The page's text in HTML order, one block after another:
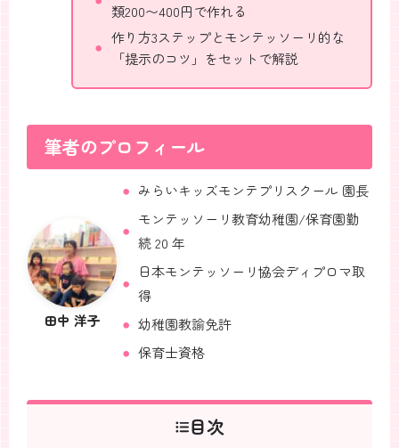
類200〜400円で作れる
作り方3ステップとモンテッソーリ的な
「提示のコツ」をセットで解説
筆者のプロフィール
田中 洋子
みらいキッズモンテプリスクール 園長
モンテッソーリ教育幼稚園/保育園勤
続 20 年
日本モンテッソーリ協会ディプロマ取
得
幼稚園教諭免許
保育士資格
目次